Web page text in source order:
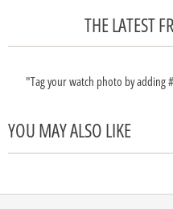
THE LATEST
"Tag your watch photo by adding
YOU MAY ALSO LIKE